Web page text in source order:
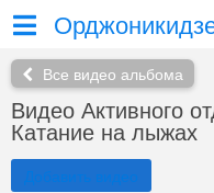
Все видео альбома
Видео Активного
Катание на лыжах
Добавить видео